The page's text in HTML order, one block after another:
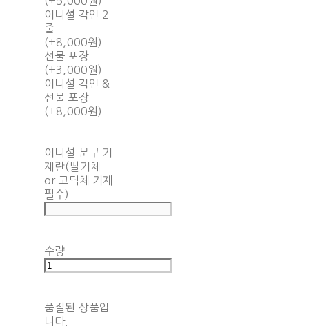
이니셜 각인 2
줄
(+8,000원)
선물 포장
(+3,000원)
이니셜 각인 &
선물 포장
(+8,000원)
이니셜 문구 기
재란(필기체
or 고딕체 기재
필수)
수량
품절된 상품입
니다.